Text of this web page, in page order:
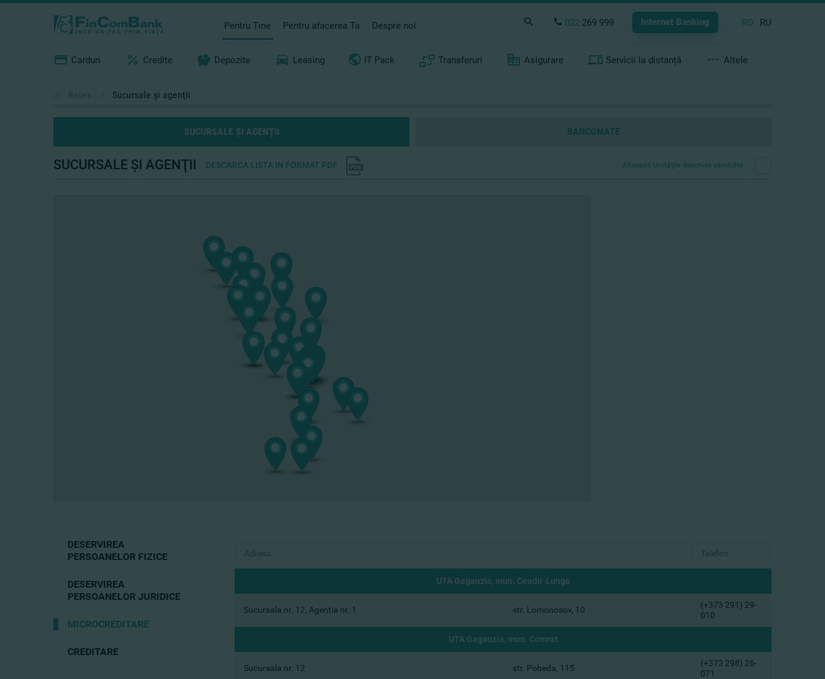
Pentru Tine Pentru afacerea Ta Despre noi 022 269 999 Internet Banking RO RU
Carduri Credite Depozite Leasing IT Pack Transferuri Asigurare Servicii la distanță Altele
Sucursale şi agenţii
SUCURSALE ŞI AGENŢII BANCOMATE
SUCURSALE ŞI AGENŢII DESCARCA LISTA IN FORMAT PDF Afişează Unităţile deschise sâmbătă
DESERVIREA
PERSOANELOR FIZICE
DESERVIREA
PERSOANELOR JURIDICE
MICROCREDITARE
CREDITARE
UTA Gagauzia, mun. Ceadir-Lunga
Sucursala nr. 12, Agentia nr. 1 str. Lomonosov, 10
(+373 291) 29-
010
UTA Gagauzia, mun. Comrat
Sucursala nr. 12 str. Pobeda, 115
(+373 298) 26-
071